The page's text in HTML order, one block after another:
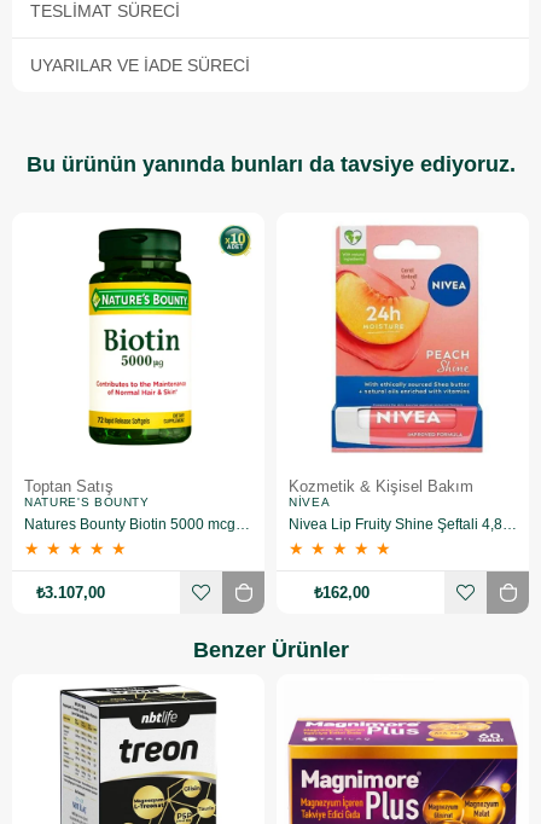
TESLIMAT SÜRECI
UYARILAR VE İADE SÜRECI
Bu ürünün yanında bunları da tavsiye ediyoruz.
Toptan Satış
NATURE'S BOUNTY
Natures Bounty Biotin 5000 mcg Takviye Edici Gıda 72 Kapsül 10 Adet
★ ★ ★ ★ ★
₺3.107,00
Kozmetik & Kişisel Bakım
NIVEA
Nivea Lip Fruity Shine Şeftali 4,8 gr
★ ★ ★ ★ ★
₺162,00
Benzer Ürünler